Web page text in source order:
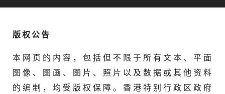
版 权 公 告
本 网 页 的 内 容 ， 包 括 但 不 限 于 所 有 文 本 、 平 面
图 像 、 图 画 、 图 片 、 照 片 以 及 数 据 或 其 他 资 料
的 编 制 ， 均 受 版 权 保 障 。 香 港 特 别 行 政 区 政 府